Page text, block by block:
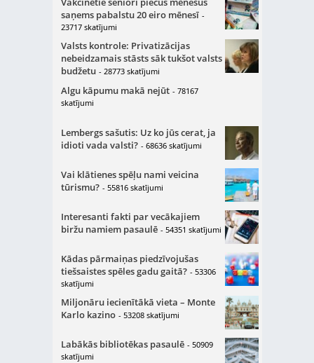
saņems pabalstu 20 eiro mēnesī -
23717 skatījumi
Valsts kontrole: Privatizācijas
nebeidzamais stāsts sāk tukšot valsts
budžetu - 28773 skatījumi
Algu kāpumu makā nejūt - 78167
skatījumi
Lembergs sašutis: Uz ko jūs cerat, ja
idioti vada valsti? - 68636 skatījumi
Vai klātienes spēļu nami veicina
tūrismu? - 55816 skatījumi
Interesanti fakti par vecākajiem
biržu namiem pasaulē - 54351 skatījumi
Kādas pārmaiņas piedzīvojušas
tiešsaistes spēles gadu gaitā? - 53306
skatījumi
Miljonāru iecienītākā vieta – Monte
Karlo kazino - 53208 skatījumi
Labākās bibliotēkas pasaulē - 50909
skatījumi